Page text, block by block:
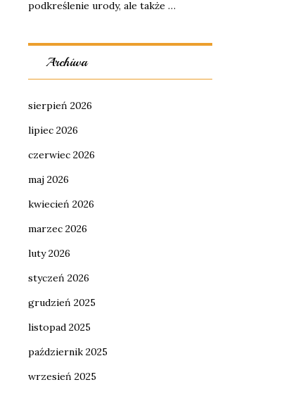
podkreślenie urody, ale także …
Archiwa
sierpień 2026
lipiec 2026
czerwiec 2026
maj 2026
kwiecień 2026
marzec 2026
luty 2026
styczeń 2026
grudzień 2025
listopad 2025
październik 2025
wrzesień 2025